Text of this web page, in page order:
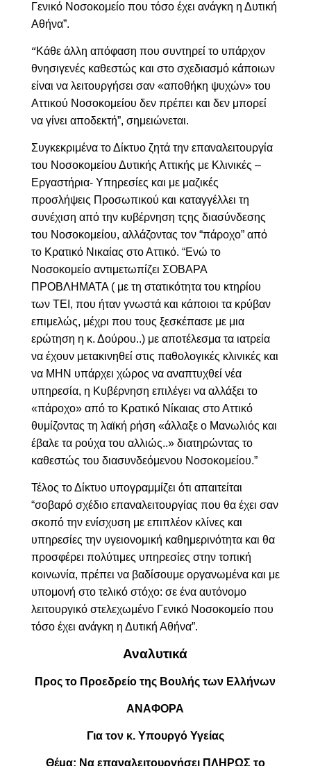
Γενικό Νοσοκομείο που τόσο έχει ανάγκη η Δυτική
Αθήνα”.
“Κάθε άλλη απόφαση που συντηρεί το υπάρχον
θνησιγενές καθεστώς και στο σχεδιασμό κάποιων
είναι να λειτουργήσει σαν «αποθήκη ψυχών» του
Αττικού Νοσοκομείου δεν πρέπει και δεν μπορεί
να γίνει αποδεκτή”, σημειώνεται.
Συγκεκριμένα το Δίκτυο ζητά την επαναλειτουργία
του Νοσοκομείου Δυτικής Αττικής με Κλινικές –
Εργαστήρια- Υπηρεσίες και με μαζικές
προσλήψεις Προσωπικού και καταγγέλλει τη
συνέχιση από την κυβέρνηση τςης διασύνδεσης
του Νοσοκομείου, αλλάζοντας τον “πάροχο” από
το Κρατικό Νικαίας στο Αττικό. “Ενώ το
Νοσοκομείο αντιμετωπίζει ΣΟΒΑΡΑ
ΠΡΟΒΛΗΜΑΤΑ ( με τη στατικότητα του κτηρίου
των ΤΕΙ, που ήταν γνωστά και κάποιοι τα κρύβαν
επιμελώς, μέχρι που τους ξεσκέπασε με μια
ερώτηση η κ. Δούρου..) με αποτέλεσμα τα ιατρεία
να έχουν μετακινηθεί στις παθολογικές κλινικές και
να ΜΗΝ υπάρχει χώρος να αναπτυχθεί νέα
υπηρεσία, η Κυβέρνηση επιλέγει να αλλάξει το
«πάροχο» από το Κρατικό Νίκαιας στο Αττικό
θυμίζοντας τη λαϊκή ρήση «άλλαξε ο Μανωλιός και
έβαλε τα ρούχα του αλλιώς..» διατηρώντας το
καθεστώς του διασυνδεόμενου Νοσοκομείου.”
Τέλος το Δίκτυο υπογραμμίζει ότι απαιτείται
“σοβαρό σχέδιο επαναλειτουργίας που θα έχει σαν
σκοπό την ενίσχυση με επιπλέον κλίνες και
υπηρεσίες την υγειονομική καθημερινότητα και θα
προσφέρει πολύτιμες υπηρεσίες στην τοπική
κοινωνία, πρέπει να βαδίσουμε οργανωμένα και με
υπομονή στο τελικό στόχο: σε ένα αυτόνομο
λειτουργικό στελεχωμένο Γενικό Νοσοκομείο που
τόσο έχει ανάγκη η Δυτική Αθήνα”.
Αναλυτικά
Προς το Προεδρείο της Βουλής των Ελλήνων
ΑΝΑΦΟΡΑ
Για τον κ. Υπουργό Υγείας
Θέμα: Να επαναλειτουργήσει ΠΛΗΡΩΣ το